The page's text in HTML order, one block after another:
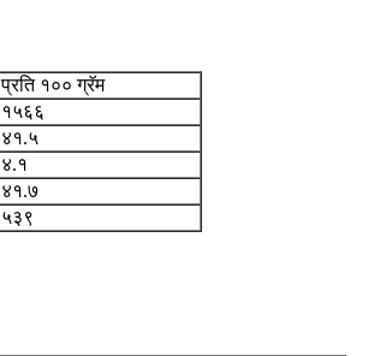
प्रति १०० ग्रॅम
१५६६
४१.५
४.१
४१.७
५३९